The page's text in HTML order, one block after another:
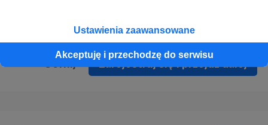
Ustawienia zaawansowane
Akceptuję i przechodzę do serwisu
Zarejestruj się i przejdź dalej